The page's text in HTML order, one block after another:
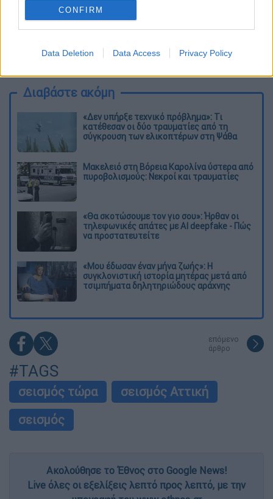
CONFIRM
Data Deletion Data Access Privacy Policy
καταχώρηση
Διαβάστε ακόμη
«Δεν υπήρξε τεχνικό πρόβλημα»: Τι
κατέθεσαν οι δύο τραυματίες από τη
σύγκρουση των ελικοπτέρων στη Ψάθα
Μακελειό στη Βόρεια Καρολίνα ύστερα από
πυροβολισμούς: Νεκροί και τραυματίες
«Θα σκοτώσουμε τον γιο σου»: Ήρθαν οι
τηλεφωνικές απάτες με AI deepfake - Πώς
να προστατευτείτε
«Μου έδωσαν έναν μήνα ζωής»: Η
συγκλονιστική ιστορία μητέρας μετά από
τσιμπήματα δηλητηριώδους αράχνης
επόμενο
άρθρο
#TAGS
σεισμός τώρα
σεισμός Αττική
σεισμός
Ακολούθησε το Έθνος στο Google News!
Live όλες οι εξελίξεις λεπτό προς λεπτό, με την